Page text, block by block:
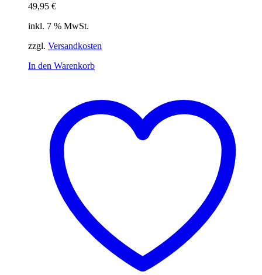
49,95 €
inkl. 7 % MwSt.
zzgl. Versandkosten
In den Warenkorb